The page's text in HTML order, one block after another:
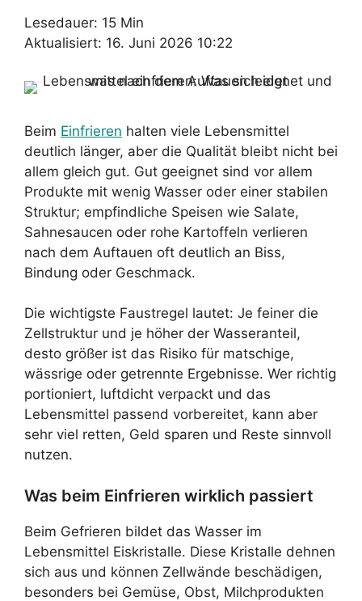
Lesedauer: 15 Min
Aktualisiert: 16. Juni 2026 10:22
Beim Einfrieren halten viele Lebensmittel
deutlich länger, aber die Qualität bleibt nicht bei
allem gleich gut. Gut geeignet sind vor allem
Produkte mit wenig Wasser oder einer stabilen
Struktur; empfindliche Speisen wie Salate,
Sahnesaucen oder rohe Kartoffeln verlieren
nach dem Auftauen oft deutlich an Biss,
Bindung oder Geschmack.
Die wichtigste Faustregel lautet: Je feiner die
Zellstruktur und je höher der Wasseranteil,
desto größer ist das Risiko für matschige,
wässrige oder getrennte Ergebnisse. Wer richtig
portioniert, luftdicht verpackt und das
Lebensmittel passend vorbereitet, kann aber
sehr viel retten, Geld sparen und Reste sinnvoll
nutzen.
Was beim Einfrieren wirklich passiert
Beim Gefrieren bildet das Wasser im
Lebensmittel Eiskristalle. Diese Kristalle dehnen
sich aus und können Zellwände beschädigen,
besonders bei Gemüse, Obst, Milchprodukten